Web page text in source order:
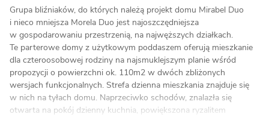
Grupa bliźniaków, do których należą projekt domu Mirabel Duo
i nieco mniejsza Morela Duo jest najoszczędniejsza
w gospodarowaniu przestrzenią, na najwęższych działkach.
Te parterowe domy z użytkowym poddaszem oferują mieszkanie
dla czteroosobowej rodziny na najsmuklejszym planie wśród
propozycji o powierzchni ok. 110m2 w dwóch zbliżonych
wersjach funkcjonalnych. Strefa dzienna mieszkania znajduje się
w nich na tyłach domu. Naprzeciwko schodów, znalazła się
otwarta na pokój dzienny kuchnia, powiększona ryzalitem